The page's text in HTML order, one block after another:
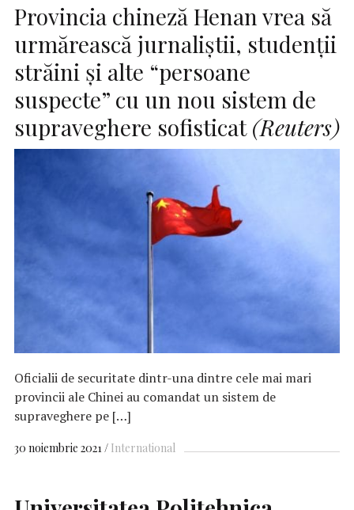
Provincia chineză Henan vrea să
urmărească jurnaliştii, studenţii
străini şi alte “persoane
suspecte” cu un nou sistem de
supraveghere sofisticat(Reuters)
Oficialii de securitate dintr-una dintre cele mai mari
provincii ale Chinei au comandat un sistem de
supraveghere pe […]
30 noiembrie 2021 International